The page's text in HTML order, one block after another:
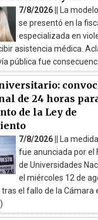
7/8/2026 || La
se presentó en la
especializada en
asistencia médica.
pública fue
de 24 horas
de la Ley de
7/8/2026 || La
fue anunciada por el
de Universidades
el miércoles 12 de
el fallo de la Cámara